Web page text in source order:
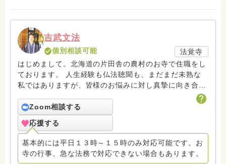
吉武文法
個別相談可能
法覚寺
はじめまして。北海道の片田舎の農村のお寺で住職をし
ております。 人生経験も仏法聴聞も、まだまだ未熟な
私ではありますが、皆様のお悩みに対し真摯に向き合
容は「こたえ」ではありません。仏法を聞いてもお金が
儲かるわけでも、人間関係に恵まれるわけでも、病気が
治るわけでも、何ものにも左右されない心の持ち様が手
に入るわけでもありません。 仏法の救いとは悩みが私
の思い通りに解決することでなく、どんな悩みも私の現
実として引き受けて、悩みながらも生きていけることだ
Zoom相談する
応援する
基本的には平日１３時～１５時のみ対応可能です。お
寺の行事、急な法務で対応できない場合もあります。